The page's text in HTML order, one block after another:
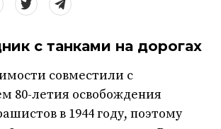
с танками на дорогах
совместили с
80-летия освобождения
в 1944 году, поэтому